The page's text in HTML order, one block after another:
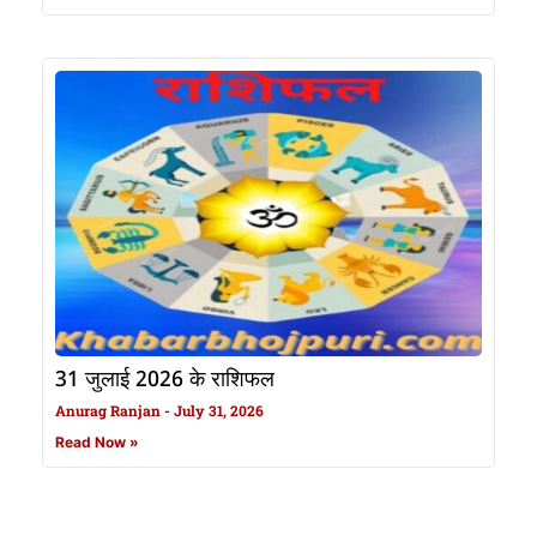
31 जुलाई 2026 के राशिफल
Anurag Ranjan July 31, 2026
Read Now »